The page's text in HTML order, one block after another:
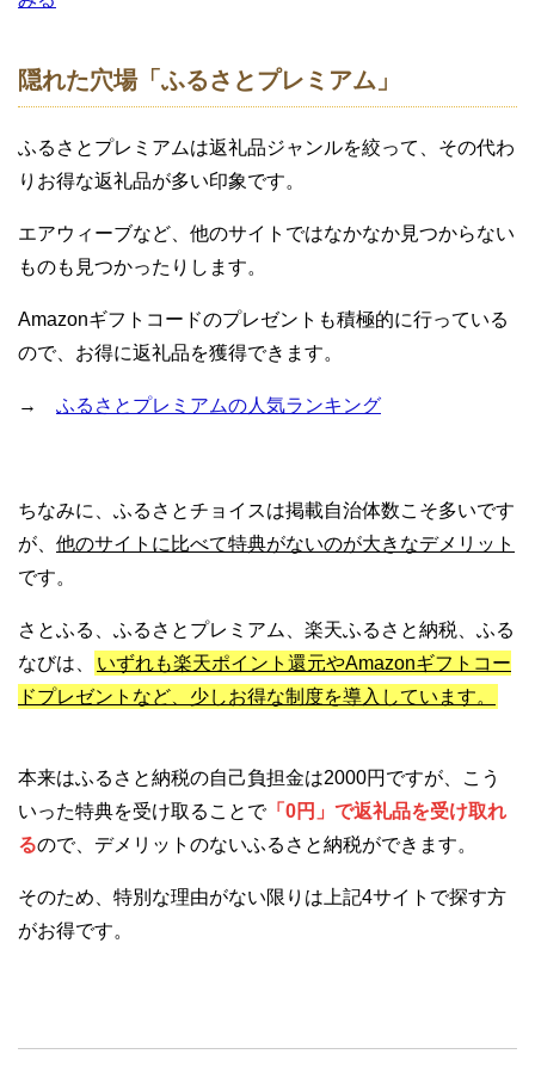
隠れた穴場「ふるさとプレミアム」
ふるさとプレミアムは返礼品ジャンルを絞って、その代わ
りお得な返礼品が多い印象です。
エアウィーブなど、他のサイトではなかなか見つからない
ものも見つかったりします。
Amazonギフトコードのプレゼントも積極的に行っている
ので、お得に返礼品を獲得できます。
→ ふるさとプレミアムの人気ランキング
ちなみに、ふるさとチョイスは掲載自治体数こそ多いです
が、 他のサイトに比べて特典がないのが大きなデメリット
です。
さとふる、ふるさとプレミアム、楽天ふるさと納税、ふる
なびは、
いずれも楽天ポイント還元やAmazonギフトコー
ドプレゼントなど、少しお得な制度を導入しています。
本来はふるさと納税の自己負担金は2000円ですが、こう
いった特典を受け取ることで「0円」で返礼品を受け取れ
るので、デメリットのないふるさと納税ができます。
そのため、特別な理由がない限りは上記4サイトで探す方
がお得です。